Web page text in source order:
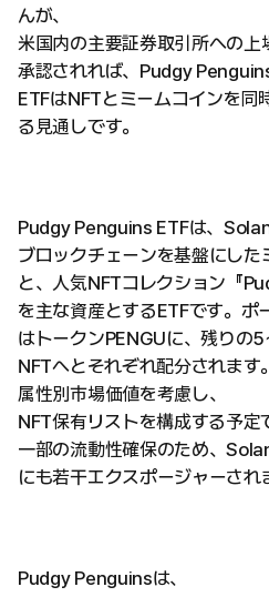
んが、
米国内の主要証券取引所への上
承認されれば、Pudgy
ETFはNFTとミームコインを同
る見通しです。
Pudgy Penguins ETFは、
ブロックチェーンを基盤にした
と、人気NFTコレクション『
を主な資産とするETFです。
はトークンPENGUに、残りの
NFTへとそれぞれ配分されます
属性別市場価値を考慮し、
NFT保有リストを構成する予定
一部の流動性確保のため、
にも若干エクスポージャーされ
Pudgy Penguinsは、